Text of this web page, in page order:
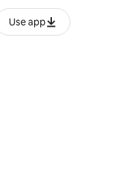
Use app